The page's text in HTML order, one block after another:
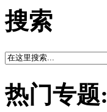
搜索
热门专题: